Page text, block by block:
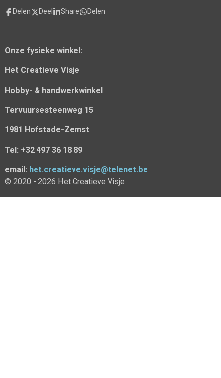
c
e
k
Delen Deel Share Delen
Onze fysieke winkel:
Het Creatieve Visje
Hobby- & handwerkwinkel
Tervuursesteenweg 15
1981 Hofstade-Zemst
Tel: +32 497 36 18 89
email: het.creatieve.visje@telenet.be
© 2020 - 2026 Het Creatieve Visje